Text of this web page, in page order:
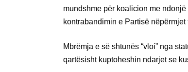
mundshme për koalicion me ndonjë
kontrabandimin e Partisë nëpërmjet
Mbrëmja e së shtunës “vloi” nga
qartësisht kuptoheshin ndarjet se